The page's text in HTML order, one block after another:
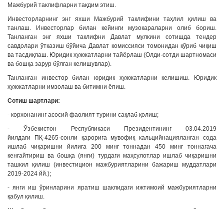
Мажбурий таклифларни тақдим этиш.
Инвесторларнинг энг яхши Мажбурий таклифини таҳлил қилиш ва
танлаш. Инвесторлар билан кейинги музокараларни олиб бориш.
Танланган энг яхши таклифни Давлат мулкини сотишда тендер
савдолари ўтказиш бўйича Давлат комиссияси томонидан кўриб чиқиш
ва тасдиқлаш. Юридик хужжатларни тайёрлаш (Олди-сотди шартномаси
ва бошқа зарур бўлган келишувлар).
Танланган инвестор билан юридик хужжатларни келишиш. Юридик
хужжатларни имзолаш ва битимни ёпиш.
Сотиш шартлари:
- корхонанинг асосий фаолият турини сақлаб қолиш;
- Ўзбекистон Республикаси Президентининг 03.04.2019
йилдаги ПҚ-4265-сонли қарорига мувофиқ кальцийнацияланган сода
ишлаб чиқаришни йилига 200 минг тоннадан 450 минг тоннагача
кенгайтириш ва бошқа (янги) турдаги маҳсулотлар ишлаб чиқаришни
ташкил қилиш (инвестицион мажбуриятларини бажариш муддатлари
2019-2024 йй.);
- янги иш ўринларини яратиш шаклидаги ижтимоий мажбуриятларни
қабул қилиш.